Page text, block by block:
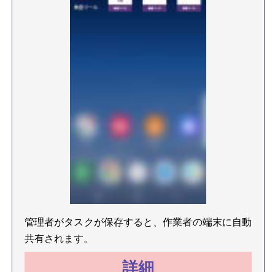
管理者がタスクが保存すると、作業者の端末に自動
共有されます。
詳細